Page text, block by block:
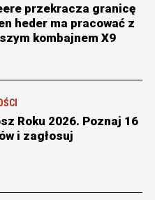
przekracza granicę
heder ma pracować z
kombajnem X9
Roku 2026. Poznaj 16
i zagłosuj